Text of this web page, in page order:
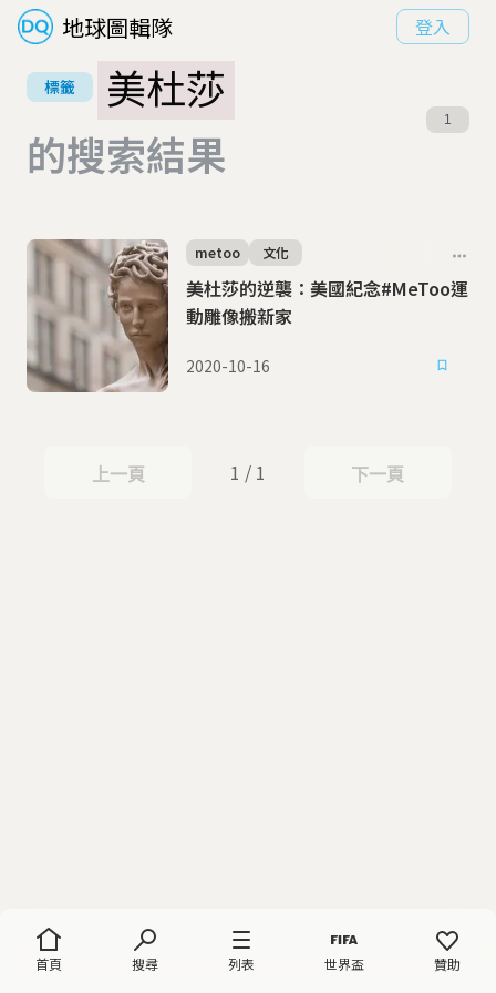
地球圖輯隊 登入
首頁 搜尋 列表 世界盃 贊助
標籤
美杜莎
的搜索結果
1
美杜莎的逆襲：美國紀念#MeToo運
動雕像搬新家
metoo 文化
2020-10-16
上一頁
上一頁 1 / 1 下一頁
下一頁